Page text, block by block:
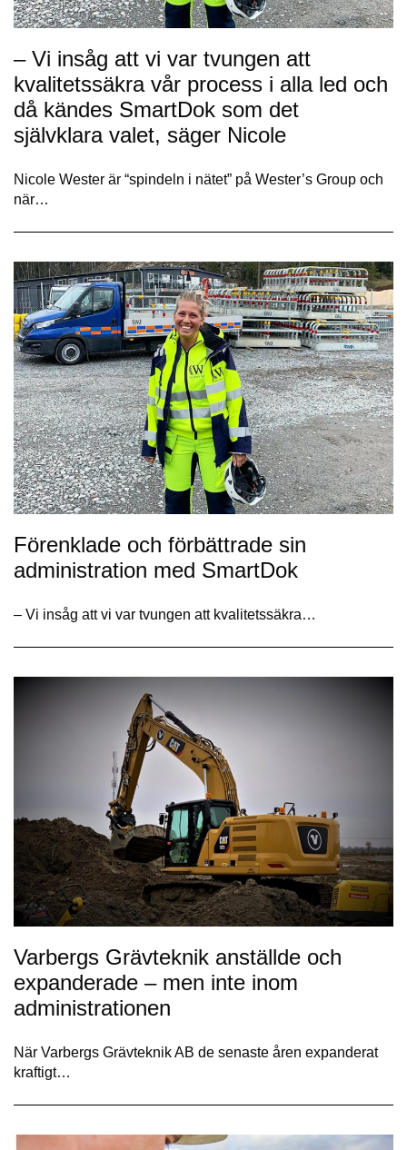
– Vi insåg att vi var tvungen att
kvalitetssäkra vår process i alla led och
då kändes SmartDok som det
självklara valet, säger Nicole
Nicole Wester är “spindeln i nätet” på Wester’s Group och
när…
Förenklade och förbättrade sin
administration med SmartDok
– Vi insåg att vi var tvungen att kvalitetssäkra…
Varbergs Grävteknik anställde och
expanderade – men inte inom
administrationen
När Varbergs Grävteknik AB de senaste åren expanderat
kraftigt…